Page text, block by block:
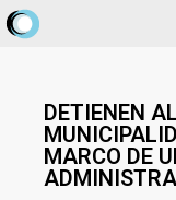
DETIENEN
MARCO DE